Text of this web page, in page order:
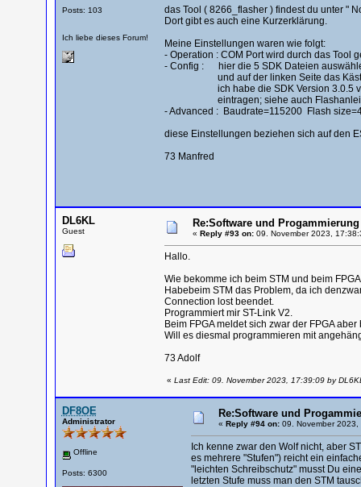
Posts: 103
Ich liebe dieses Forum!
das Tool ( 8266_flasher ) findest du unter "
Dort gibt es auch eine Kurzerklärung.
Meine Einstellungen waren wie folgt:
- Operation : COM Port wird durch das Tool
- Config : hier die 5 SDK Dateien
und auf der linken Seite das
ich habe die SDK Version 3.0.5
eintragen; siehe auch
- Advanced : Baudrate=115200 Flash
diese Einstellungen beziehen sich auf den
73 Manfred
DL6KL
Guest
Re:Software und
« Reply #93 on:09. November 2023,
Hallo.
Wie bekomme ich beim STM und beim
Habebeim STM das Problem, da ich
Connection lost beendet.
Programmiert mir ST-Link V2.
Beim FPGA meldet sich zwar der FPGA
Will es diesmal programmieren mit
73 Adolf
« Last Edit: 09. November 2023, 17:39:09 by
DF8OE
Administrator
Offline
Posts: 6300
Re:Software und
« Reply #94 on:09. November 2023,
Ich kenne zwar den Wolf nicht, aber
es mehrere "Stufen") reicht ein
"leichten Schreibschutz" musst Du
letzten Stufe muss man den STM